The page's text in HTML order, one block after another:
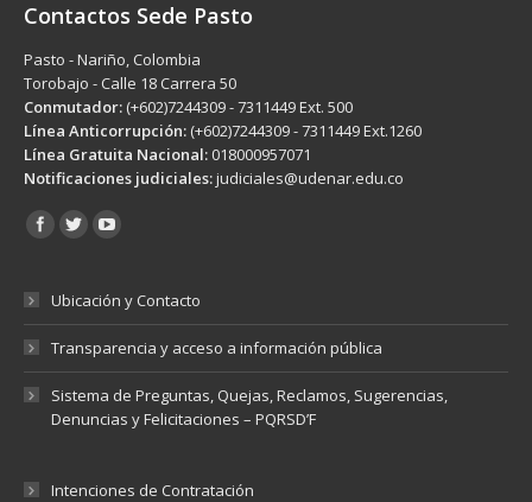
Contactos Sede Pasto
Pasto - Nariño, Colombia
Torobajo - Calle 18 Carrera 50
Conmutador: (+602)7244309 - 7311449 Ext. 500
Línea Anticorrupción: (+602)7244309 - 7311449 Ext.1260
Línea Gratuita Nacional: 018000957071
Notificaciones judiciales:judiciales@udenar.edu.co
Encuéntranos en:
Ubicación y Contacto
Transparencia y acceso a información pública
Sistema de Preguntas, Quejas, Reclamos, Sugerencias,
Denuncias y Felicitaciones – PQRSD’F
Intenciones de Contratación